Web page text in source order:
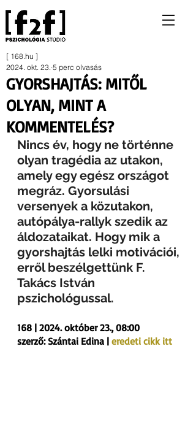
GYORSHAJTÁS: MITŐL
OLYAN, MINT A
KOMMENTELÉS?
[ 168.hu ]
2024. okt. 23. 5 perc olvasás
Nincs év, hogy ne történne
olyan tragédia az utakon,
amely egy egész országot
megráz. Gyorsulási
versenyek a közutakon,
autópálya-rallyk szedik az
áldozataikat. Hogy mik a
gyorshajtás lelki motivációi,
erről beszélgettünk F.
Takács István
pszichológussal.
168 | 2024. október 23., 08:00
szerző: Szántai Edina | eredeti cikk itt